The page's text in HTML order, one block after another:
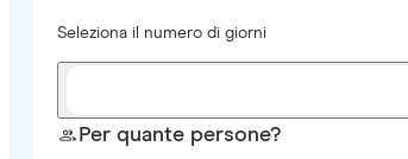
Seleziona il numero di giorni
Per quante persone?